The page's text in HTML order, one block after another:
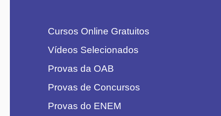
Cursos Online Gratuitos
Vídeos Selecionados
Provas da OAB
Provas de Concursos
Provas do ENEM